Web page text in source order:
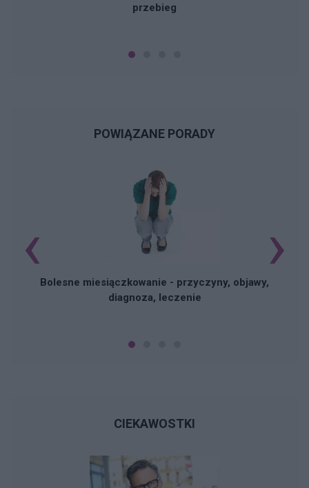
przebieg
POWIĄZANE PORADY
Bolesne miesiączkowanie - przyczyny, objawy,
diagnoza, leczenie
‹ ›
CIEKAWOSTKI